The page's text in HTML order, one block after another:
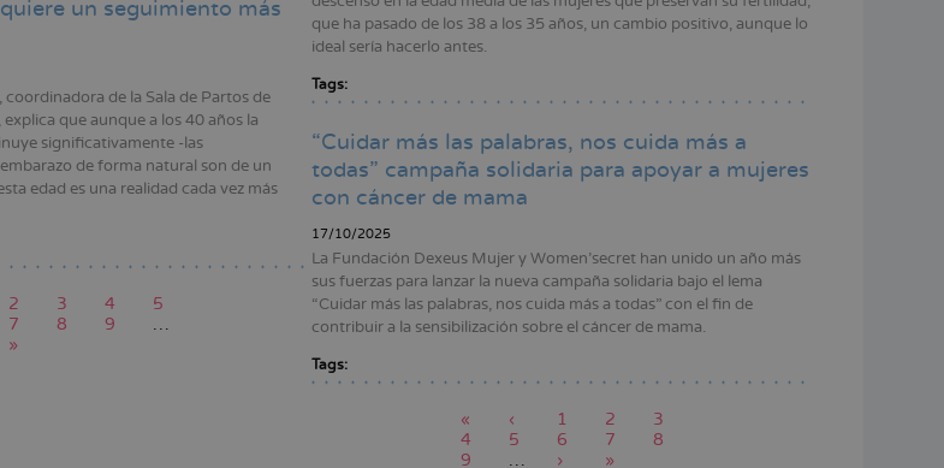
un seguimiento más
de la Sala de Partos de
que aunque a los 40 años la
significativamente -las
de forma natural son de un
edad es una realidad cada vez más
Page
2 Page
3 Page
4 Page
5
Page
7 Page
8 Page
9
…
Última
»
que ha pasado de los 38 a los 35 años, un cambio positivo, aunque lo
ideal sería hacerlo antes.
Tags:
“Cuidar más las palabras, nos cuida más a
todas” campaña solidaria para apoyar a mujeres
con cáncer de mama
17/10/2025
La Fundación Dexeus Mujer y Women’secret han unido un año más
sus fuerzas para lanzar la nueva campaña solidaria bajo el lema
“Cuidar más las palabras, nos cuida más a todas” con el fin de
contribuir a la sensibilización sobre el cáncer de mama.
Tags:
Primera
página
«
Página
anterior
‹ Page
1
Página
actual
2 Page
3
Page
4 Page
5 Page
6 Page
7 Page
8
Page
9 …
Siguiente
›
Última
»